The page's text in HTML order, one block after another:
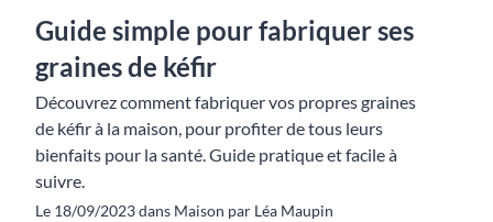
Guide simple pour fabriquer ses
graines de kéfir
Découvrez comment fabriquer vos propres graines
de kéfir à la maison, pour profiter de tous leurs
bienfaits pour la santé. Guide pratique et facile à
suivre.
Le 18/09/2023 dans Maison par Léa Maupin